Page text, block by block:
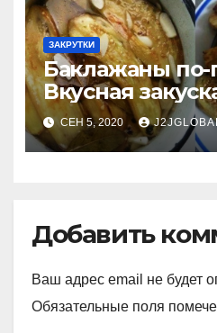
ЗАКРУТКИ
Баклажаны по-
Вкусная
поесть и на
СЕН 5, 2020
Добавить
Ваш адрес email не будет
Обязательные поля